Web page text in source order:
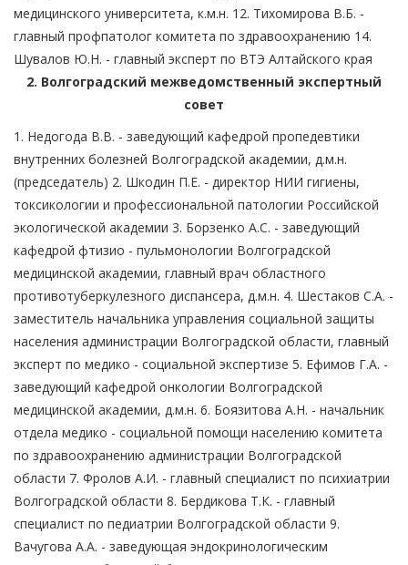
медицинского университета, к.м.н. 12. Тихомирова В.Б. -
главный профпатолог комитета по здравоохранению 14.
Шувалов Ю.Н. - главный эксперт по ВТЭ Алтайского края
2. Волгоградский межведомственный экспертный
совет
1. Недогода В.В. - заведующий кафедрой пропедевтики
внутренних болезней Волгоградской академии, д.м.н.
(председатель) 2. Шкодин П.Е. - директор НИИ гигиены,
токсикологии и профессиональной патологии Российской
экологической академии 3. Борзенко А.С. - заведующий
кафедрой фтизио - пульмонологии Волгоградской
медицинской академии, главный врач областного
противотуберкулезного диспансера, д.м.н. 4. Шестаков С.А. -
заместитель начальника управления социальной защиты
населения администрации Волгоградской области, главный
эксперт по медико - социальной экспертизе 5. Ефимов Г.А. -
заведующий кафедрой онкологии Волгоградской
медицинской академии, д.м.н. 6. Боязитова А.Н. - начальник
отдела медико - социальной помощи населению комитета
по здравоохранению администрации Волгоградской
области 7. Фролов А.И. - главный специалист по психиатрии
Волгоградской области 8. Бердикова Т.К. - главный
специалист по педиатрии Волгоградской области 9.
Вачугова А.А. - заведующая эндокринологическим